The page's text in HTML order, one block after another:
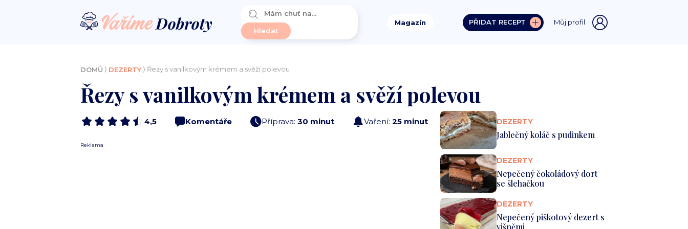
Magazín PŘIDAT RECEPT Můj profil
DOMŮ ⟩ DEZERTY⟩ Řezy s vanilkovým krémem a svěží polevou
Řezy s vanilkovým krémem a svěží polevou
4,5 Komentáře Příprava:30 minut Vaření: 25 minut
Reklama
DEZERTY
Jablečný koláč s pudinkem
DEZERTY
Nepečený čokoládový dort
se šlehačkou
DEZERTY
Nepečený piškotový dezert s
višněmi